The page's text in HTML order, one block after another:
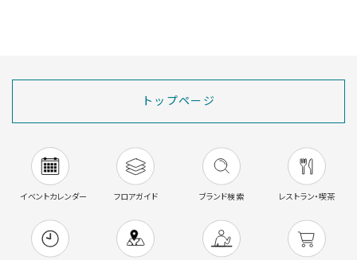
トップページ
イベントカレンダー フロアガイド ブランド検索 レストラン・喫茶